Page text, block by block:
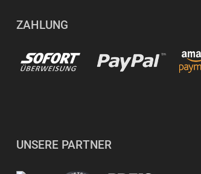
ZAHLUNG
UNSERE PARTNER